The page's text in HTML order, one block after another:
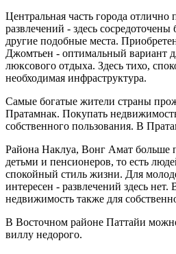
Центральная часть города отлично
развлечений - здесь
другие подобные места.
Джомтьен - оптимальный вариант
люксового отдыха. Здесь тихо,
необходимая инфраструктура.
Самые богатые жители страны
Пратамнак. Покупать
собственного пользования. В
Района Наклуа, Вонг Амат больше
детьми и пенсионеров, то есть
спокойный стиль жизни. Для
интересен - развлечений здесь
недвижимость также для
В Восточном районе Паттайи
виллу недорого.